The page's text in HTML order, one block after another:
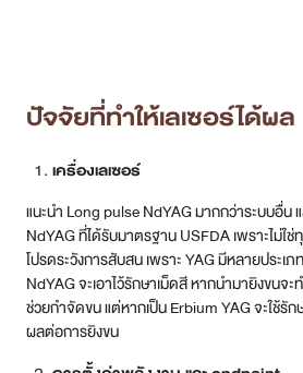
เห็นว่าพลังงานพอดี
ข้อนี้เป็นสาเหตุใหญ่ที่คนไข้มักไม่ได้เห็นผลลัพ
การเตรียมผิวเป็นเรื่องสำคัญ หลักการคือต้อง
เป็นตัวนำพลังงานให้ไปถึงราก แต่ตอไม่ควรยาวเ
เพื่อการนำพลังงานที่ดี
ไม่ใช่ว่าเครื่องอย่างเดียวจะเป็นตัวกำหนดผลลัพ
ที่สุด แต่ปรับพลังงานไม่พอดี พลังงานไม่ถึง